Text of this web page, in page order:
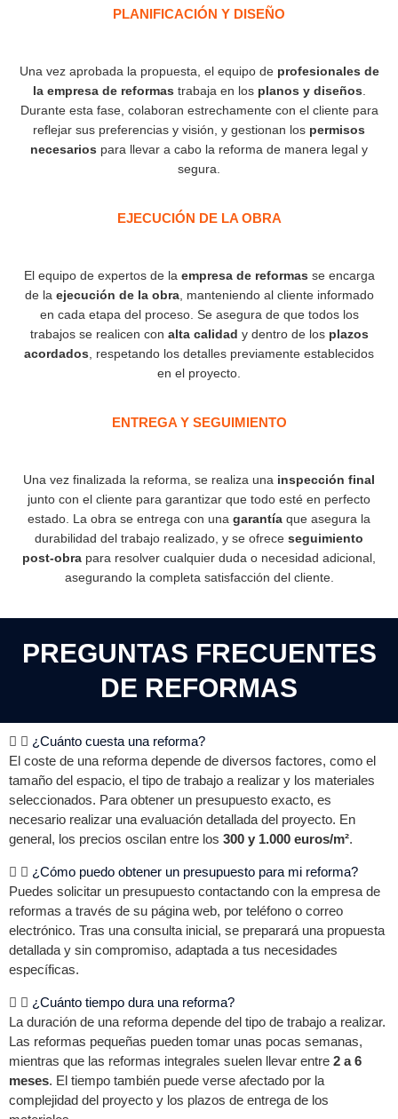
PLANIFICACIÓN Y DISEÑO
Una vez aprobada la propuesta, el equipo de profesionales de
la empresa de reformas trabaja en los planos y diseños
Durante esta fase, colaboran estrechamente con el cliente para
reflejar sus preferencias y visión, y gestionan los permisos
necesarios para llevar a cabo la reforma de manera legal y
segura.
EJECUCIÓN DE LA OBRA
El equipo de expertos de la empresa de reformas se encarga
de la ejecución de la obra, manteniendo al cliente informado
en cada etapa del proceso. Se asegura de que todos los
trabajos se realicen con alta calidad y dentro de los plazos
acordados , respetando los detalles previamente establecidos
en el proyecto.
ENTREGA Y SEGUIMIENTO
Una vez finalizada la reforma, se realiza una inspección final
junto con el cliente para garantizar que todo esté en perfecto
estado. La obra se entrega con una garantía que asegura la
durabilidad del trabajo realizado, y se ofrece seguimiento
post-obra para resolver cualquier duda o necesidad adicional,
asegurando la completa satisfacción del cliente.
PREGUNTAS FRECUENTES
DE REFORMAS
¿Cuánto cuesta una reforma?
El coste de una reforma depende de diversos factores, como el
tamaño del espacio, el tipo de trabajo a realizar y los materiales
seleccionados. Para obtener un presupuesto exacto, es
necesario realizar una evaluación detallada del proyecto. En
general, los precios oscilan entre los 300 y 1.000 euros/m².
¿Cómo puedo obtener un presupuesto para mi reforma?
Puedes solicitar un presupuesto contactando con la empresa de
reformas a través de su página web, por teléfono o correo
electrónico. Tras una consulta inicial, se preparará una propuesta
detallada y sin compromiso, adaptada a tus necesidades
específicas.
¿Cuánto tiempo dura una reforma?
La duración de una reforma depende del tipo de trabajo a realizar.
Las reformas pequeñas pueden tomar unas pocas semanas,
mientras que las reformas integrales suelen llevar entre 2 a 6
meses. El tiempo también puede verse afectado por la
complejidad del proyecto y los plazos de entrega de los